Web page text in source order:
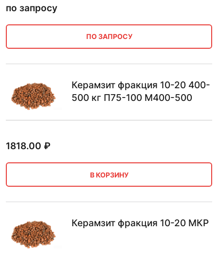
по запросу
ПО ЗАПРОСУ
Керамзит фракция 10-20 400-
500 кг П75-100 М400-500
1818.00 ₽
В КОРЗИНУ
Керамзит фракция 10-20 МКР